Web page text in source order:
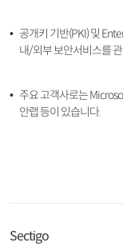
공개키 기반(PKI) 및
내/외부 보안서비스를
주요 고객사로는
안랩 등이 있습니다.
Sectigo